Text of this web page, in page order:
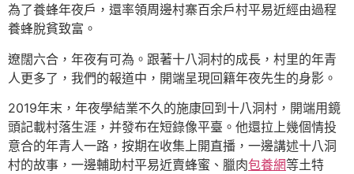
為了養蜂年夜戶，還率領周邊村寨百余戶村平易近經由過程
養蜂脫貧致富。
遼闊六合，年夜有可為。跟著十八洞村的成長，村里的年青
人更多了，我們的報道中，開端呈現回籍年夜先生的身影。
2019年末，年夜學結業不久的施康回到十八洞村，開端用鏡
頭記載村落生涯，并發布在短錄像平臺。他還拉上幾個情投
意合的年青人一路，按期在收集上開直播，一邊講述十八洞
村的故事，一邊輔助村平易近賣蜂蜜、臘肉包養網等土特